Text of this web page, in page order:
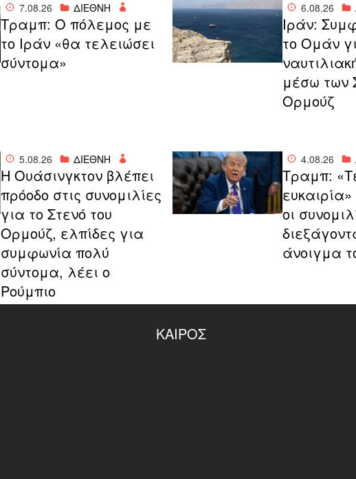
7.08.26 ΔΙΕΘΝΗ
Τραμπ: Ο πόλεμος με
το Ιράν «θα τελειώσει
σύντομα»
6.08.26
Ιράν:
το Ομάν
μέσω των
Ορμούζ
5.08.26 ΔΙΕΘΝΗ
Η Ουάσινγκτον βλέπει
πρόοδο στις συνομιλίες
για το Στενό του
Ορμούζ, ελπίδες για
συμφωνία πολύ
σύντομα, λέει ο
Ρούμπιο
4.08.26
Τραμπ:
οι
άνοιγμα
ΚΑΙΡΌΣ